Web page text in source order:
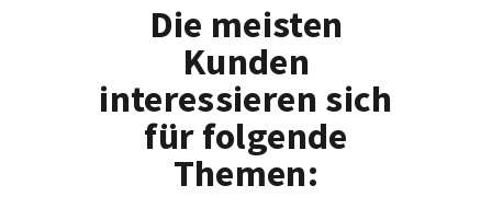
Die meisten
Kunden
interessieren sich
für folgende
Themen: